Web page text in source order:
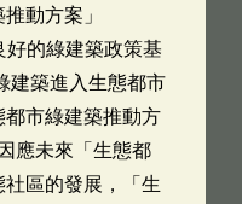
動方案」
好的綠建築政策基
建築進入生態都市
市綠建築推動方
應未來「生態都
區的發展，「生